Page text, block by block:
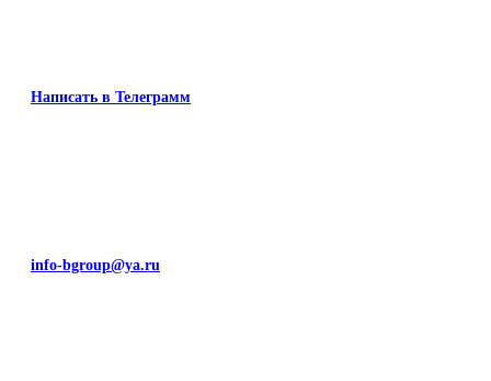
Написать в Телеграмм
info-bgroup@ya.ru